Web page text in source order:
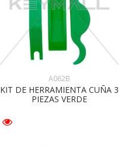
A062B
KIT DE HERRAMIENTA CUÑA 3
PIEZAS VERDE